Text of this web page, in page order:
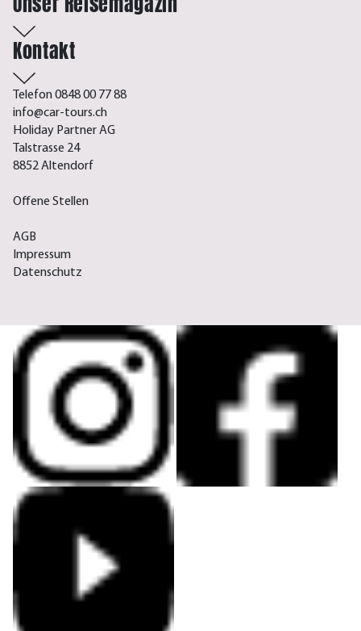
Kontakt
Telefon 0848 00 77 88
info@car-tours.ch
Holiday Partner AG
Talstrasse 24
8852 Altendorf
Offene Stellen
AGB
Impressum
Datenschutz